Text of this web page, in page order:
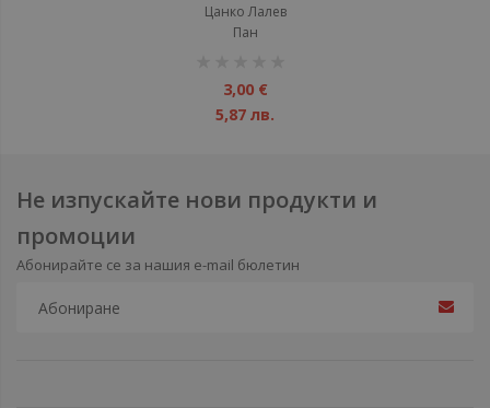
Цанко Лалев
Пан
3,00 €
5,87 лв.
Не изпускайте нови продукти и
промоции
Абонирайте се за нашия e-mail бюлетин